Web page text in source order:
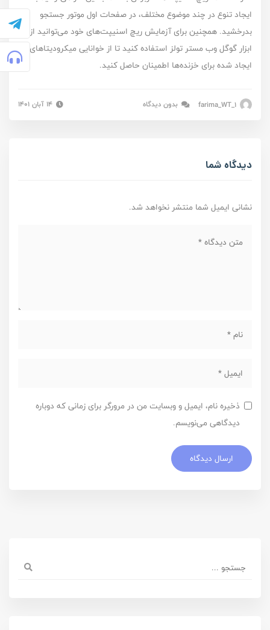
ایجاد تنوع در چند موضوع مختلف، در صفحات اول موتور جستجو
بدرخشید. همچنین برای آزمایش ریچ اسنیپت‌های خود می‌توانید از
ابزار گوگل وب مستر تولز استفاده کنید تا از خوانایی میکرودیتا‌های
ایجاد شده برای خزنده‌ها اطمینان حاصل کنید.
بدون دیدگاه
دیدگاه شما
نشانی ایمیل شما منتشر نخواهد شد.
ذخیره نام، ایمیل و وبسایت من در مرورگر برای زمانی که دوباره
دیدگاهی می‌نویسم.
ارسال دیدگاه